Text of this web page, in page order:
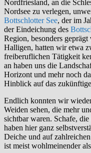
Nordfriesland, an die
Nordsee zu verlegen,
Bottschlotter See, der im
der Eindeichung des
Region, besonders
Halligen, hatten wir etwa
freiberuflichen Tätigkeit
an haben uns die
Horizont und mehr noch
Hinblick auf das
Endlich konnten wir
Weiden sehen, die mehr
sichtbar waren. Schafe,
haben hier ganz
Deiche und auf
ist meist wohlmeinender